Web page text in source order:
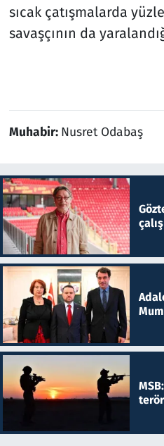
sıcak çatışmalarda
savaşçının da
Muhabir: Nusret Odabaş